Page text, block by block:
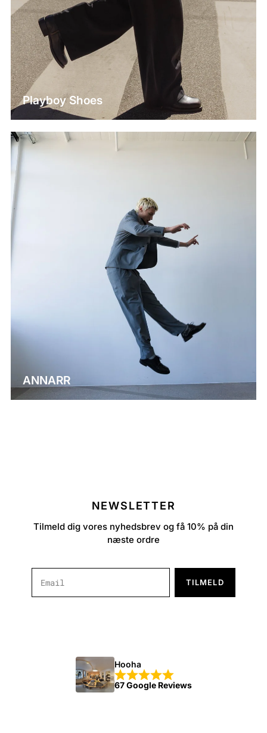
Playboy Shoes
ANNARR
NEWSLETTER
Tilmeld dig vores nyhedsbrev og få 10% på din
næste ordre
TILMELD
Hooha
67 Google Reviews